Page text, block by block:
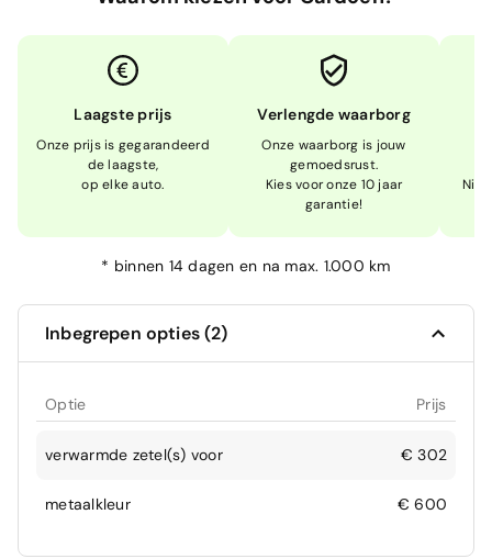
Laagste prijs
Onze prijs is gegarandeerd
de laagste,
op elke auto.
Verlengde waarborg
Onze waarborg is jouw
gemoedsrust.
Kies voor onze 10 jaar
garantie!
Niet
* binnen 14 dagen en na max. 1.000 km
Inbegrepen opties (2)
Optie Prijs
verwarmde zetel(s) voor € 302
metaalkleur € 600